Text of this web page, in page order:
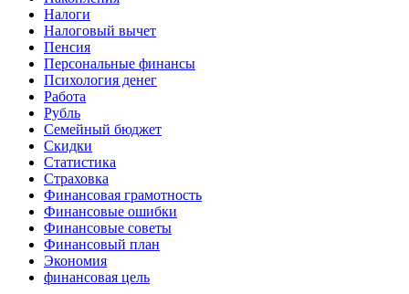
Налоги
Налоговый вычет
Пенсия
Персональные финансы
Психология денег
Работа
Рубль
Семейный бюджет
Скидки
Статистика
Страховка
Финансовая грамотность
Финансовые ошибки
Финансовые советы
Финансовый план
Экономия
финансовая цель